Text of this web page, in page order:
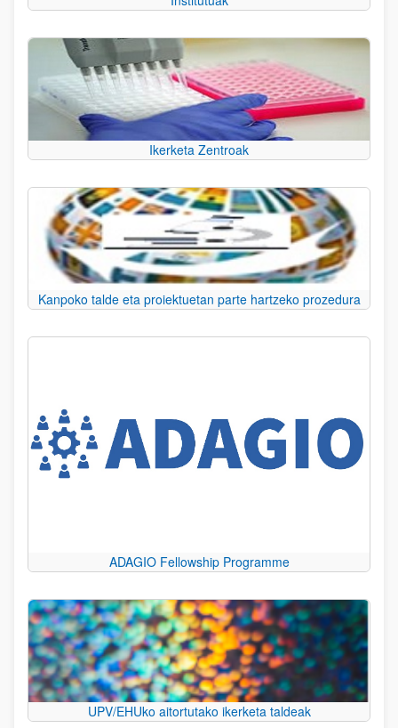
Ikerketa Zentroak
Kanpoko talde eta proiektuetan parte hartzeko prozedura
ADAGIO Fellowship Programme
UPV/EHUko aitortutako ikerketa taldeak